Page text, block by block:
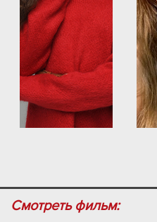
Смотреть фильм: